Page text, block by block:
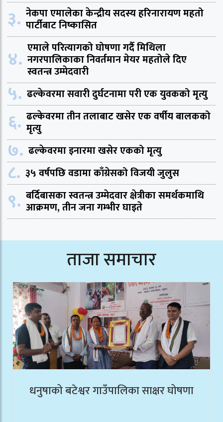
३. नेकपा एमालेका केन्द्रीय सदस्य हरिनारायण महतो
पार्टीबाट निष्कासित
४. एमाले परित्यागको घोषणा गर्दै मिथिला
नगरपालिकाका निवर्तमान मेयर महतोले दिए
स्वतन्त्र उम्मेदवारी
५. ढल्केवरमा सवारी दुर्घटनामा परी एक युवकको मृत्यु
६. ढल्केवरमा तीन तलाबाट खसेर एक वर्षीय बालकको
मृत्यु
७. ढल्केवरमा इनारमा खसेर एकको मृत्यु
८. ३५ वर्षपछि वडामा काँग्रेसको विजयी जुलुस
९. बर्दिबासका स्वतन्त्र उम्मेदवार क्षेत्रीका समर्थकमाथि
आक्रमण, तीन जना गम्भीर घाइते
ताजा समाचार
धनुषाको बटेश्वर गाउँपालिका साक्षर घोषणा